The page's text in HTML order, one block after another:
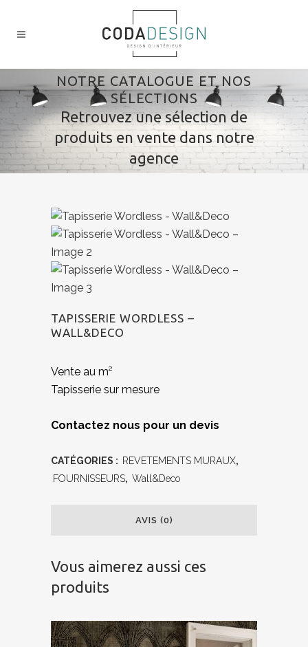
NOTRE CATALOGUE ET NOS
SÉLECTIONS
Retrouvez une sélection de
produits en vente dans notre
agence
TAPISSERIE WORDLESS –
WALL&DECO
Vente au m²
Tapisserie sur mesure
Contactez nous pour un devis
CATÉGORIES : REVETEMENTS MURAUX,
FOURNISSEURS, Wall&Deco
AVIS (0)
Vous aimerez aussi ces
produits